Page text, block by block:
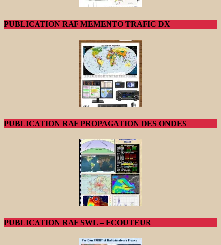
PUBLICATION RAF MEMENTO TRAFIC DX
PUBLICATION RAF PROPAGATION DES ONDES
PUBLICATION RAF SWL – ECOUTEUR